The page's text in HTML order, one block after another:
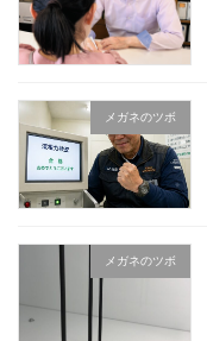
メガネのツボ
メガネのツボ